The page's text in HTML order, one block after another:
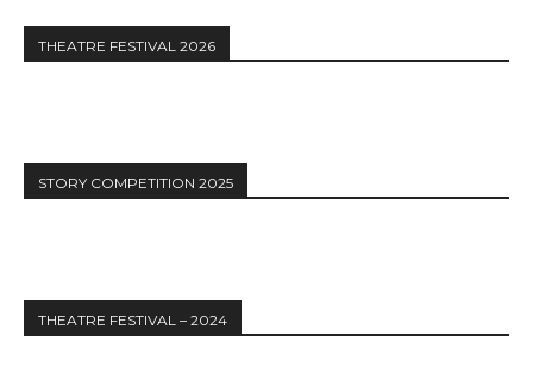
THEATRE FESTIVAL 2026
STORY COMPETITION 2025
THEATRE FESTIVAL – 2024